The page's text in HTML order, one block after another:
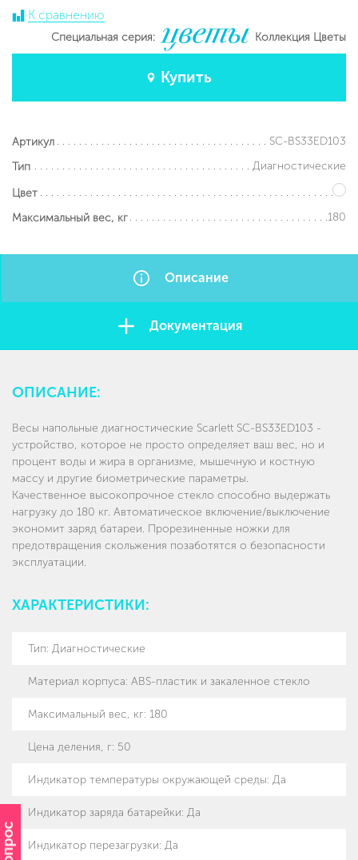
К сравнению
Специальная серия: Коллекция Цветы
Купить
Артикул
SC-BS33ED103
Тип
Диагностические
Цвет
Максимальный вес, кг
180
Описание
Документация
ОПИСАНИЕ:
Весы напольные диагностические Scarlett SC-BS33ED103 -
устройство, которое не просто определяет ваш вес, но и
процент воды и жира в организме, мышечную и костную
массу и другие биометрические параметры.
Качественное высокопрочное стекло способно выдержать
нагрузку до 180 кг. Автоматическое включение/выключение
экономит заряд батареи. Прорезиненные ножки для
предотвращения скольжения позаботятся о безопасности
эксплуатации.
ХАРАКТЕРИСТИКИ:
Тип: Диагностические
Материал корпуса: ABS-пластик и закаленное стекло
Максимальный вес, кг: 180
Цена деления, г: 50
Индикатор температуры окружающей среды: Да
Индикатор заряда батарейки: Да
Индикатор перезагрузки: Да